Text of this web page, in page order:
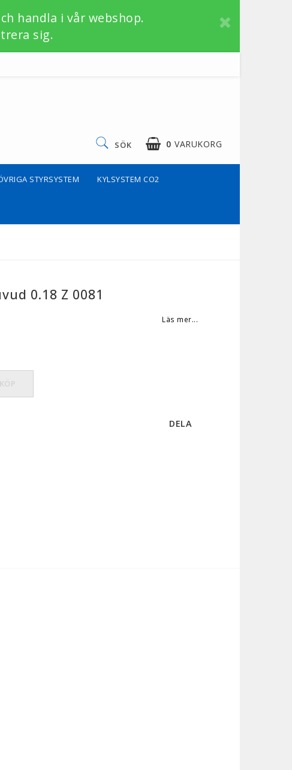
handla i vår webshop.
sig.
0 VARUKORG
SÖK
STYRSYSTEM KYLSYSTEM CO2
0.18 Z 0081
Läs mer...
KÖP
DELA